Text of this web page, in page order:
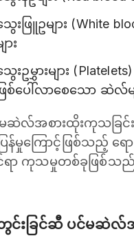
ေးဖြူဥများ (White
ား
ေးဥမွှားများ
ဖြစ်ပေါ်လာစေသော ဆဲလ်မ
ဆဲလ်အစားထိုးကုသခြင်း
န်မှုကြောင့်ဖြစ်သည့်
ာ ကုသမှုတစ်ခုဖြစ်သည်
င်းခြင်ဆီ ပင်မဆဲလ်အစ